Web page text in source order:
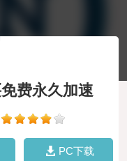
费永久加速
PC下载